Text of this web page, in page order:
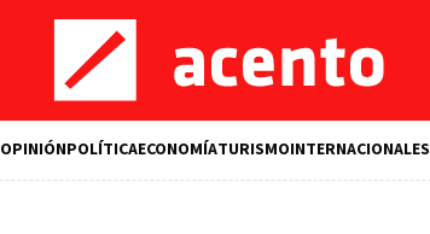
OPINIÓNPOLÍTICAECONOMÍATURISMOINTERNACIONALES